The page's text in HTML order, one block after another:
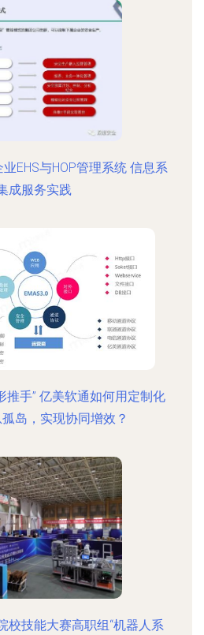
EHS与HOP管理系统 信息系
成服务实践
推手” 亿美软通如何用定制化
岛，实现协同增效？
校技能大赛高职组“机器人系